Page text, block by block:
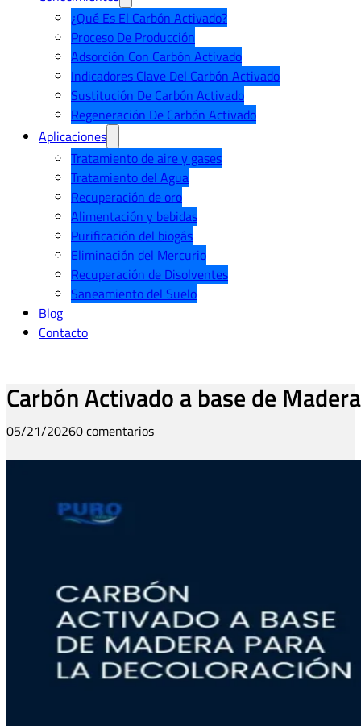
¿Qué Es El Carbón Activado?
Proceso De Producción
Adsorción Con Carbón Activado
Indicadores Clave Del Carbón Activado
Sustitución De Carbón Activado
Regeneración De Carbón Activado
Aplicaciones
Tratamiento de aire y gases
Tratamiento del Agua
Recuperación de oro
Alimentación y bebidas
Purificación del biogás
Eliminación del Mercurio
Recuperación de Disolventes
Saneamiento del Suelo
Blog
Contacto
Carbón Activado a base de
05/21/20260 comentarios